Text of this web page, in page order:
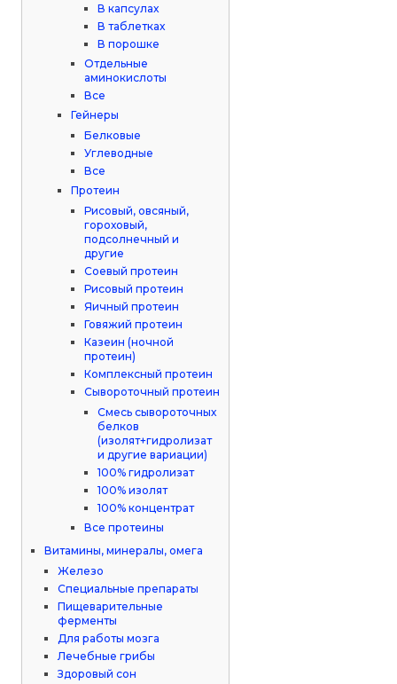
В капсулах
В таблетках
В порошке
Отдельные
аминокислоты
Все
Гейнеры
Белковые
Углеводные
Все
Протеин
Рисовый, овсяный,
гороховый,
подсолнечный и
другие
Соевый протеин
Рисовый протеин
Яичный протеин
Говяжий протеин
Казеин (ночной
протеин)
Комплексный протеин
Сывороточный протеин
Смесь сывороточных
белков
(изолят+гидролизат
и другие вариации)
100% гидролизат
100% изолят
100% концентрат
Все протеины
Витамины, минералы, омега
Железо
Специальные препараты
Пищеварительные
ферменты
Для работы мозга
Лечебные грибы
Здоровый сон